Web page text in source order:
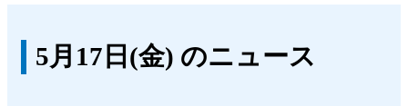
5月17日(金) のニュース